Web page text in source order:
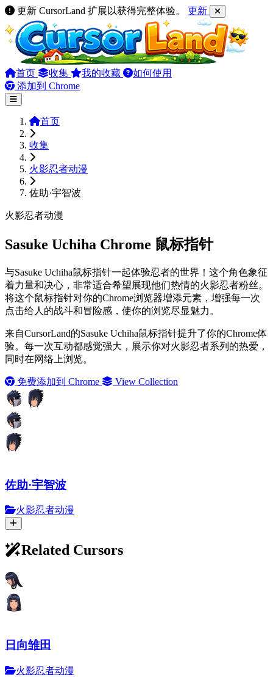
更新 CursorLand 扩展以获得完整体验。 更新
首页 收集 我的收藏
如何使用
添加到 Chrome
首页
收集
火影忍者动漫
佐助·宇智波
火影忍者动漫
Sasuke Uchiha Chrome 鼠标指针
与Sasuke Uchiha鼠标指针一起体验忍者的世界！这个角色象征
着力量和决心，非常适合希望展现他们热情的火影忍者粉丝。
将这个鼠标指针对你的Chrome浏览器增添元素，增强每一次
点击给人的战斗和冒险感，使你的浏览尽显魅力。
来自CursorLand的Sasuke Uchiha鼠标指针提升了你的Chrome体
验。每一次互动都感觉强大，展示你对火影忍者系列的热爱，
同时在网络上浏览。
免费添加到 Chrome View Collection
佐助·宇智波
火影忍者动漫
Related Cursors
日向雏田
火影忍者动漫